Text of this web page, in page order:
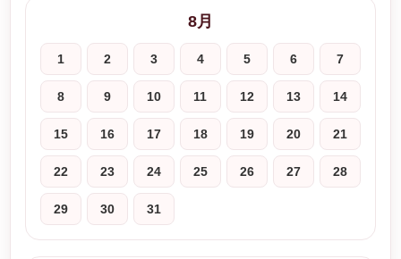
8月
1 2 3 4 5 6 7
8 9 10 11 12 13 14
15 16 17 18 19 20 21
22 23 24 25 26 27 28
29 30 31